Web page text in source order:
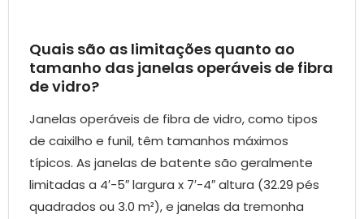
Quais são as limitações quanto ao
tamanho das janelas operáveis ​​de fibra
de vidro?
Janelas operáveis ​​de fibra de vidro, como tipos
de caixilho e funil, têm tamanhos máximos
típicos. As janelas de batente são geralmente
limitadas a 4′-5″ largura x 7′-4″ altura (32.29 pés
quadrados ou 3.0 m²), e janelas da tremonha